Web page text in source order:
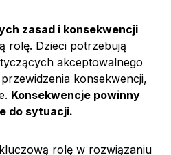
zasad i konsekwencji
rolę. Dzieci potrzebują
akceptowalnego
konsekwencji,
Konsekwencje powinny
do sytuacji.
rolę w rozwiązaniu